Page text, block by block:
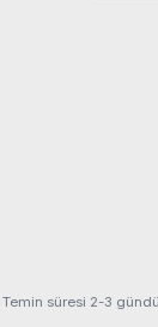
Temin süresi 2-3